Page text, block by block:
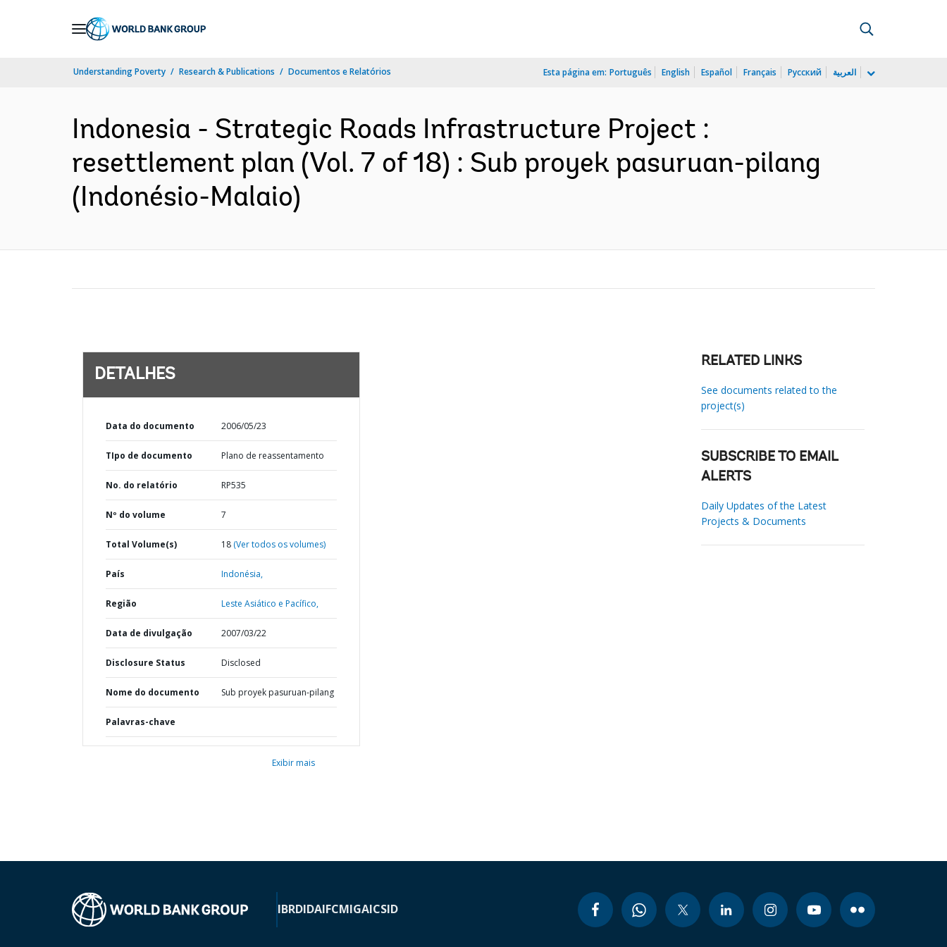
Understanding Poverty Research & Publications Documentos e Relatórios Esta página em: Português English Español Français Русский العربية
Indonesia - Strategic Roads Infrastructure Project :
resettlement plan (Vol. 7 of 18) : Sub proyek pasuruan-pilang
(Indonésio-Malaio)
DETALHES
Data do documento 2006/05/23
TIpo de documento Plano de reassentamento
No. do relatório RP535
Nº do volume 7
Total Volume(s) 18 (Ver todos os volumes)
País Indonésia,
Região Leste Asiático e Pacífico,
Data de divulgação 2007/03/22
Disclosure Status Disclosed
Nome do documento Sub proyek pasuruan-pilang
Palavras-chave
Exibir mais
RELATED LINKS
See documents related to the
project(s)
SUBSCRIBE TO EMAIL
ALERTS
Daily Updates of the Latest
Projects & Documents
IBRDIDAIFCMIGAICSID